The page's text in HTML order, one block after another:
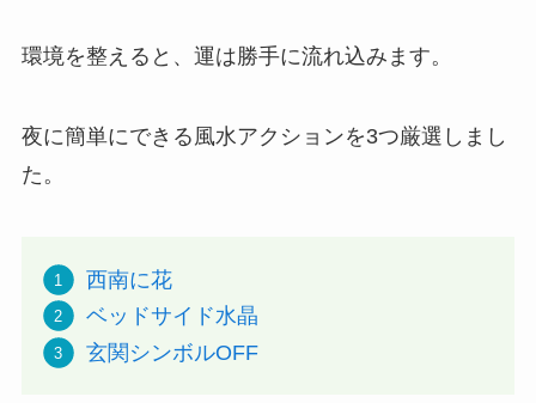
環境を整えると、運は勝手に流れ込みます。
夜に簡単にできる風水アクションを3つ厳選しまし
た。
西南に花
ベッドサイド水晶
玄関シンボルOFF